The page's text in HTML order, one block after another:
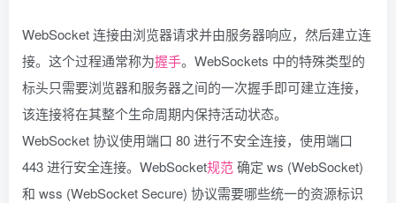
WebSocket 连接由浏览器请求并由服务器响应，然后建立连
接。这个过程通常称为握手。WebSockets 中的特殊类型的
标头只需要浏览器和服务器之间的一次握手即可建立连接，
该连接将在其整个生命周期内保持活动状态。
WebSocket 协议使用端口 80 进行不安全连接，使用端口
443 进行安全连接。WebSocket规范确定 ws (WebSocket)
和 wss (WebSocket Secure) 协议需要哪些统一的资源标识